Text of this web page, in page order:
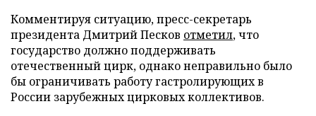
Комментируя ситуацию, пресс-секретарь
президента Дмитрий Песков отметил, что
государство должно поддерживать
отечественный цирк, однако неправильно было
бы ограничивать работу гастролирующих в
России зарубежных цирковых коллективов.